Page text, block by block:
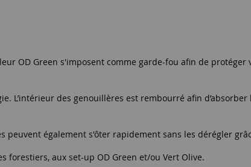
OD Green s'imposent comme garde-fou afin de
des genouillères est rembourré afin d’absorber
également s'ôter rapidement sans les dérégler
forestiers, aux set-up OD Green et/ou Vert Olive.